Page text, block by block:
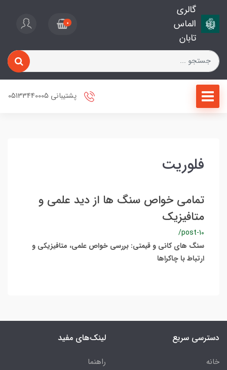
گالری
الماس
تابان
0
پشتیبانی 05133440005
فلوریت
تمامی خواص سنگ ها از دید علمی و
متافیزیک
/post-10
سنگ های کانی و قیمتی: بررسی خواص علمی، متافیزیکی و
ارتباط با چاکراها
دسترسی سریع
خانه
لینک‌های مفید
راهنما